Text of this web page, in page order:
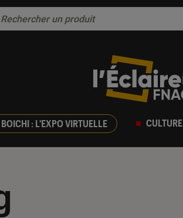
BOICHI : L'EXPO VIRTUELLE CULTURE